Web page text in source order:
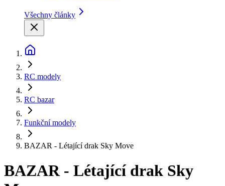
Všechny články
RC modely
RC bazar
Funkční modely
BAZAR - Létající drak Sky Move
BAZAR - Létající drak Sky